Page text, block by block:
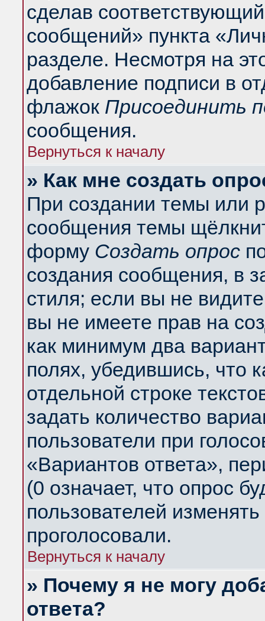
сделав
сообщений» пункта
разделе. Несмотря на
добавление подписи в
флажок Присоединить
сообщения.
Вернуться к началу
» Как мне создать
При создании темы или
сообщения темы
форму Создать опрос
создания сообщения, в
стиля; если вы не
вы не имеете прав на
как минимум два
полях, убедившись, что
отдельной строке
задать количество
пользователи при
«Вариантов ответа»,
(0 означает, что опрос
пользователей
проголосовали.
Вернуться к началу
» Почему я не могу
ответа?